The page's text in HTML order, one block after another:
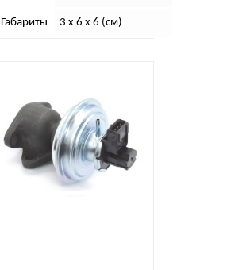
Габариты 3 x 6 x 6 (см)